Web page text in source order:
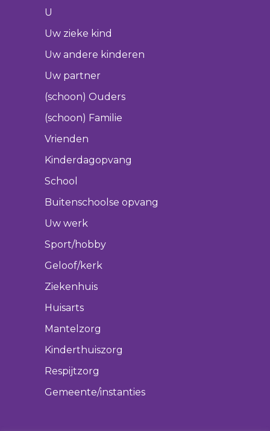
U
Uw zieke kind
Uw andere kinderen
Uw partner
(schoon) Ouders
(schoon) Familie
Vrienden
Kinderdagopvang
School
Buitenschoolse opvang
Uw werk
Sport/hobby
Geloof/kerk
Ziekenhuis
Huisarts
Mantelzorg
Kinderthuiszorg
Respijtzorg
Gemeente/instanties